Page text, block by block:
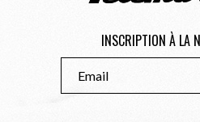
INSCRIPTION À LA